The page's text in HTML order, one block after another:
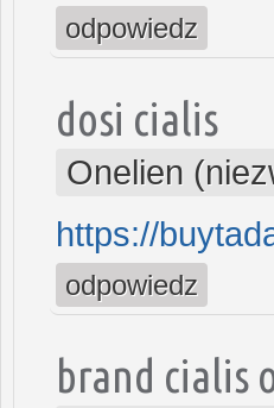
odpowiedz
dosi cialis
Onelien
https://
odpowiedz
brand cialis